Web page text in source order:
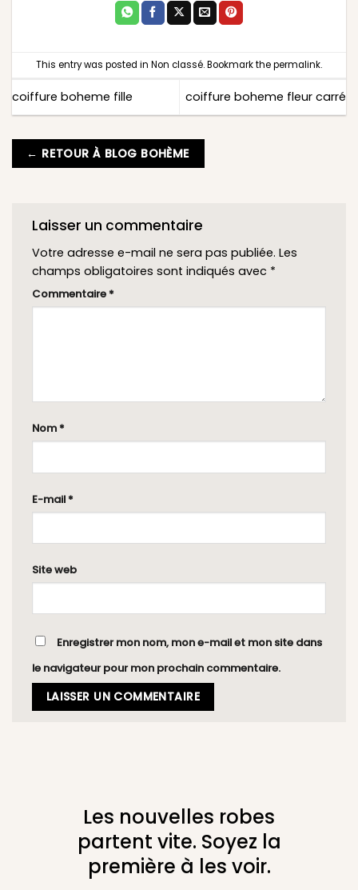
This entry was posted in Non classé. Bookmark thepermalink.
coiffure boheme fille coiffure boheme fleur carré
← RETOUR À BLOG BOHÈME
Laisser un commentaire
Votre adresse e-mail ne sera pas publiée. Les
champs obligatoires sont indiqués avec *
Commentaire *
Nom *
E-mail *
Site web
Enregistrer mon nom, mon e-mail et mon site dans
le navigateur pour mon prochain commentaire.
Les nouvelles robes
partent vite. Soyez la
première à les voir.